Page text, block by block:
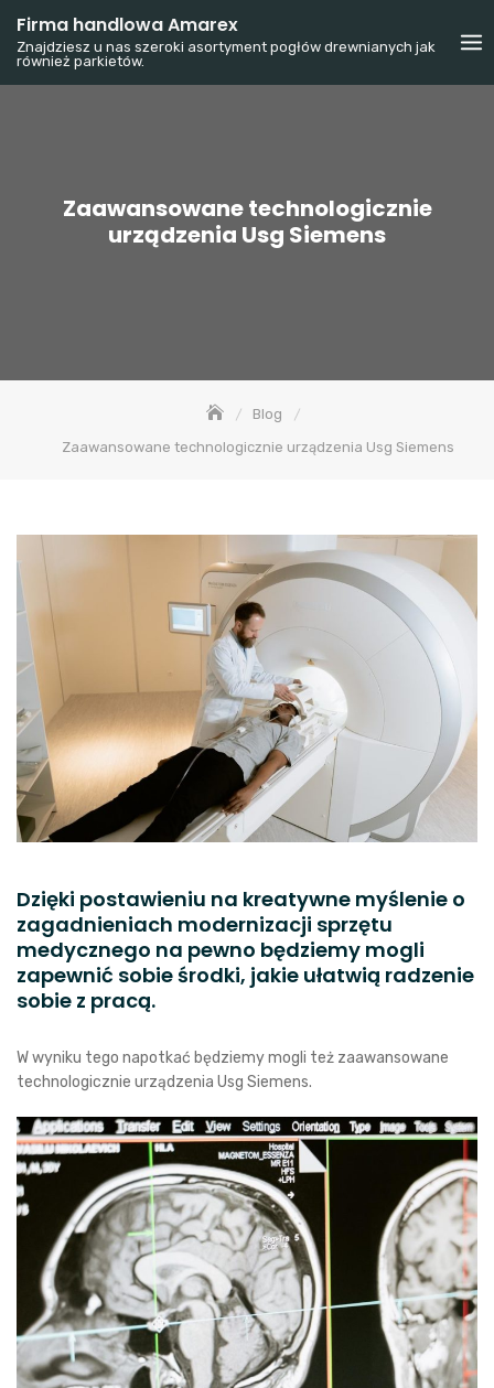
Skip
content
Firma handlowa Amarex
Znajdziesz u nas szeroki asortyment pogłów drewnianych jak
również parkietów.
Zaawansowane technologicznie
urządzenia Usg Siemens
Blog
Zaawansowane technologicznie urządzenia Usg Siemens
Dzięki postawieniu na kreatywne myślenie o
zagadnieniach modernizacji sprzętu
medycznego na pewno będziemy mogli
zapewnić sobie środki, jakie ułatwią radzenie
sobie z pracą.
W wyniku tego napotkać będziemy mogli też zaawansowane
technologicznie urządzenia Usg Siemens.